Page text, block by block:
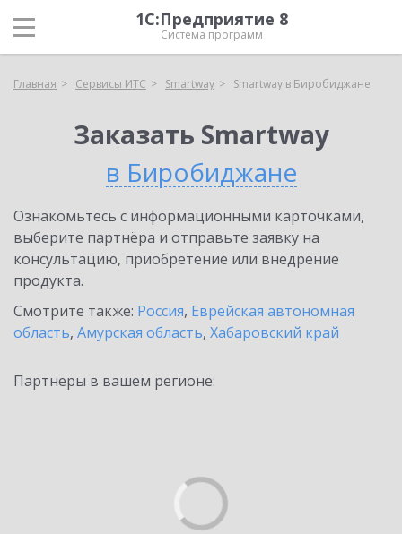
1С:Предприятие 8
Система программ
Главная Сервисы ИТС Smartway Smartway в Биробиджане
Заказать Smartway
в Биробиджане
Ознакомьтесь с информационными карточками,
выберите партнёра и отправьте заявку на
консультацию, приобретение или внедрение
продукта.
Смотрите также: Россия, Еврейская автономная
область, Амурская область, Хабаровский край
Партнеры в вашем регионе: